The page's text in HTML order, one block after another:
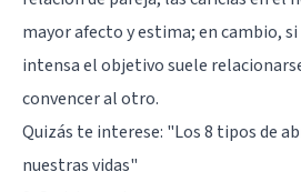
mayor afecto y estima; en cambio,
intensa el objetivo suele
convencer al otro.
Quizás te interese: "Los 8 tipos de
nuestras vidas"